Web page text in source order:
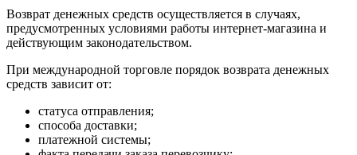
Возврат денежных средств осуществляется в случаях,
предусмотренных условиями работы интернет-магазина и
действующим законодательством.
При международной торговле порядок возврата денежных
средств зависит от:
статуса отправления;
способа доставки;
платежной системы;